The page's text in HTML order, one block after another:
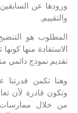
ورودها عن
والتقييم.
المطلوب هو
الاستفادة منها
تقديم نموذج
وهنا تكمن قدرتنا
وتكون قادرة لأن
من خلال ممارسات